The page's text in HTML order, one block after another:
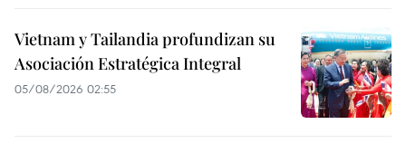
Vietnam y Tailandia profundizan su
Asociación Estratégica Integral
05/08/2026 02:55